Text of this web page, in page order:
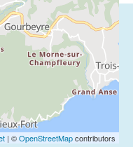
| ©OpenStreetMapcontributors